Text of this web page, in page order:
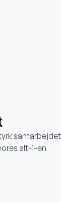
alt-i-en